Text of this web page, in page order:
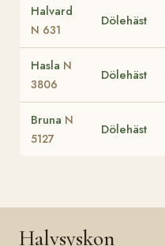
Halvard
N 631
Dölehäst
Hasla N
3806
Dölehäst
Bruna N
5127
Dölehäst
Halvsyskon